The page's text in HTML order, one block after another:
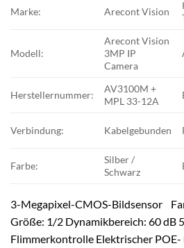
Marke: Arecont Vision
Modell:
Arecont Vision
3MP IP
Camera
Herstellernummer:
AV3100M +
MPL 33-12A
Verbindung: Kabelgebunden
Farbe:
Silber /
Schwarz
3-Megapixel-CMOS-Bildsensor
Größe: 1/2 Dynamikbereich: 60 dB
Flimmerkontrolle Elektrischer POE-